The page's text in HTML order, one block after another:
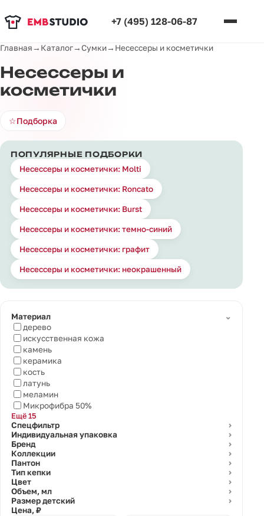
+7 (495) 128-06-87
Главная→ Каталог→Сумки→ Несессеры и косметички
Несессеры и
косметички
☆Подборка
ПОПУЛЯРНЫЕ ПОДБОРКИ
Несессеры и косметички: Molti
Несессеры и косметички: Roncato
Несессеры и косметички: Burst
Несессеры и косметички: темно-синий
Несессеры и косметички: графит
Несессеры и косметички: неокрашенный
Материал
⌄
дерево
искусственная кожа
камень
керамика
кость
латунь
меламин
Микрофибра 50%
Ещё 15
Спецфильтр
⌄
Индивидуальная упаковка ⌄
Бренд ⌄
Коллекции ⌄
Пантон ⌄
Тип кепки ⌄
Цвет ⌄
Объем, мл ⌄
Размер детский ⌄
Цена, ₽